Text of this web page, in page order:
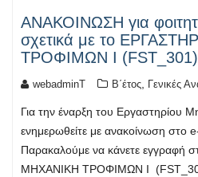
ΑΝΑΚΟΙΝΩΣΗ για
σχετικά με το
ΤΡΟΦΙΜΩΝ Ι (FST_301)
webadminT Β΄έτος Γενικές
Για την έναρξη του Εργαστηρίου
ενημερωθείτε με ανακοίνωση στο
Παρακαλούμε να κάνετε εγγραφή
ΜΗΧΑΝΙΚΗ ΤΡΟΦΙΜΩΝ Ι